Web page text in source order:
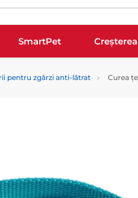
SmartPet
pentru zgărzi anti-lătrat Curea